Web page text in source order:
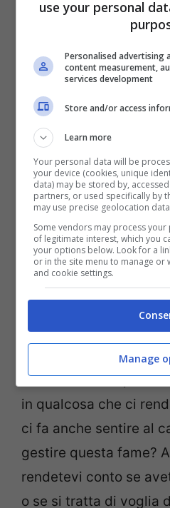
mangiamo di più
abbastanza
giornate si accorciano
probabile che ci sia
quantità di luce va
sentiamotristi. Di
rendiamo conto che i
veramente terminati e
unica soluzione quella
cibo.Mangiare è
consola
di tutte
produce calore
quando fa freddo ci
come un istinto
in qualcosa che ci
ci fa anche sentire al
gestire questa fame?
rendetevi conto se
o se si tratta di voglia
use your personal
Personalised advertising
content measurement,
services development
Store and/or access
Learn more
Your personal data will be
your device (cookies, unique
data) may be stored by,
partners, or used specifically by
may use precise geolocation
Some vendors may process
of legitimate interest, which you
your options below. Look for a
or in the site menu to manage or
and cookie settings.
Manage